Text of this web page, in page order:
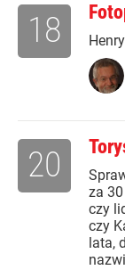
18
za
czy
czy
lata,
20